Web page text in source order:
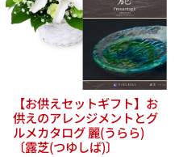
【お供えセットギフト】お
供えのアレンジメントとグ
ルメカタログ 麗(うらら)
〔露芝(つゆしば)〕